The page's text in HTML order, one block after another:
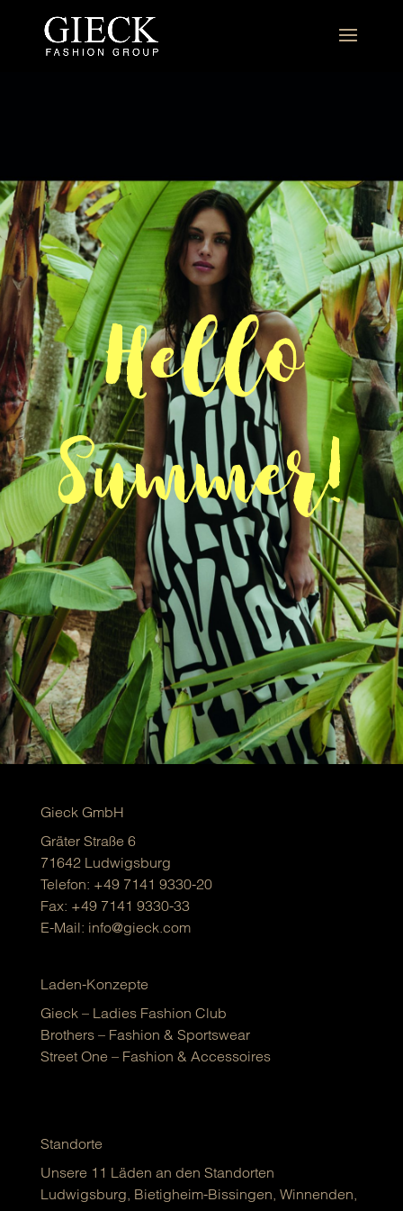
Hello
Summer!
Gieck GmbH
Gräter Straße 6
71642 Ludwigsburg
Telefon: +49 7141 9330-20
Fax: +49 7141 9330-33
E-Mail: info@gieck.com
Laden-Konzepte
Gieck – Ladies Fashion Club
Brothers – Fashion & Sportswear
Street One – Fashion & Accessoires
Standorte
Unsere 11 Läden an den Standorten
Ludwigsburg, Bietigheim-Bissingen, Winnenden,